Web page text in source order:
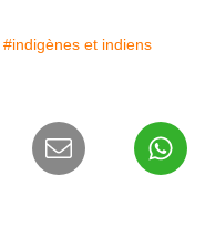
#indigènes et indiens